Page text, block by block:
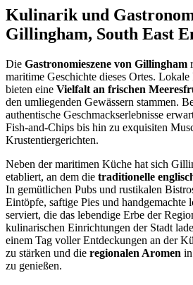
Kulinarik und
Gillingham, South East
Die Gastronomieszene von Gillingham
maritime Geschichte dieses Ortes. Lokale
bieten eine Vielfalt an frischen
den umliegenden Gewässern stammen.
authentische Geschmackserlebnisse
Fish-and-Chips bis hin zu exquisiten
Krustentiergerichten.
Neben der maritimen Küche hat sich
etabliert, an dem die traditionelle
In gemütlichen Pubs und rustikalen
Eintöpfe, saftige Pies und handgemachte
serviert, die das lebendige Erbe der
kulinarischen Einrichtungen der Stadt
einem Tag voller Entdeckungen an der
zu stärken und die regionalen Aromen
zu genießen.